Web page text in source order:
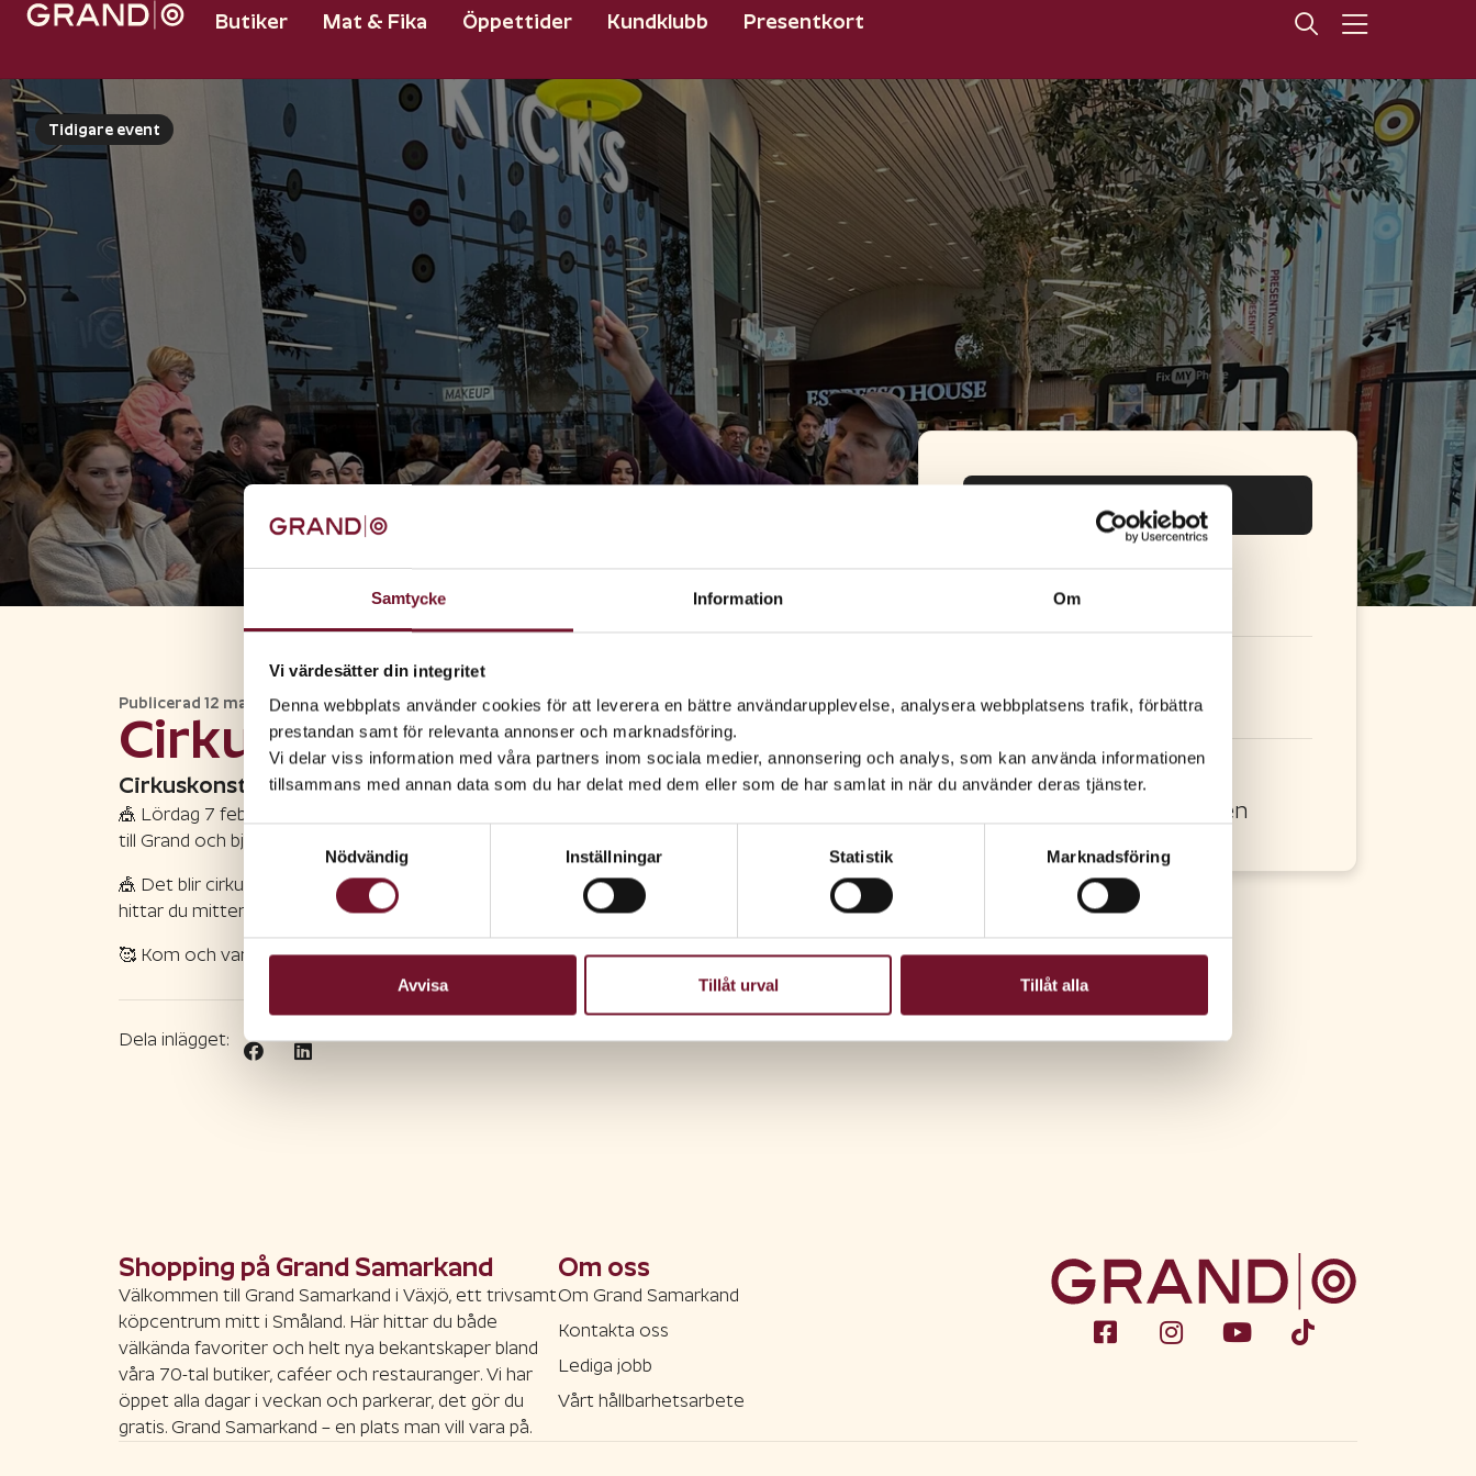
Samtycke Information Om
Vi värdesätter din integritet
Denna webbplats använder cookies för att leverera en bättre användarupplevelse, analysera webbplatsens trafik, förbättra
prestandan samt för relevanta annonser och marknadsföring.
Vi delar viss information med våra partners inom sociala medier, annonsering och analys, som kan använda informationen
tillsammans med annan data som du har delat med dem eller som de har samlat in när du använder deras tjänster.
Nödvändig
Inställningar Statistik Marknadsföring
Avvisa Tillåt urval Tillåt alla
Butiker Mat & Fika Öppettider Kundklubb Presentkort
Tidigare event
Publicerad 12 maj 2026
Cirkusaktivitet med Roman
Cirkuskonstnären Roman gör cirkuskonster och du får vara med!
🎪 Lördag 7 februari mellan kl 12-15 kommer Roman, cirkuskonstnären från Bolibompa, på besök
till Grand och bjuder på cirkuskonster. Du får också vara med och prova.
🎪 Det blir cirkustrix, trolleri, jonglering med tallrikar, bollar, ringar och annat kul. Romas cirkusplats
hittar du mittemot KICKS.
🥰 Kom och var med du också!
Dela inlägget:
Eventet har passerat
Datum:
2026
10.00-13.00
Plats:
Vid barntåget, östra entrén
Shopping på Grand Samarkand
Välkommen till Grand Samarkand i Växjö, ett trivsamt
köpcentrum mitt i Småland. Här hittar du både
välkända favoriter och helt nya bekantskaper bland
våra 70-tal butiker, caféer och restauranger. Vi har
öppet alla dagar i veckan och parkerar, det gör du
gratis. Grand Samarkand – en plats man vill vara på.
Om oss
Om Grand Samarkand
Kontakta oss
Lediga jobb
Vårt hållbarhetsarbete